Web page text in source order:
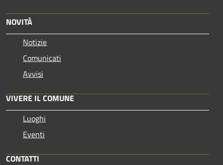
NOVITÀ
Notizie
Comunicati
Avvisi
VIVERE IL COMUNE
Luoghi
Eventi
CONTATTI